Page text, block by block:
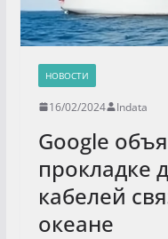
НОВОСТИ
16/02/2024 Indata
Google
прокладке
кабелей
океане